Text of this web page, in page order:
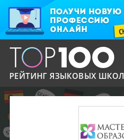
РЕЙТИНГ ЯЗЫКОВЫХ ШКОЛ